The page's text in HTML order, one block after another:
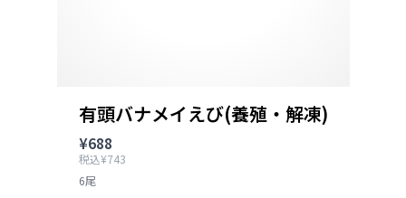
有頭バナメイえび(養殖・解凍)
¥688
税込¥743
6尾